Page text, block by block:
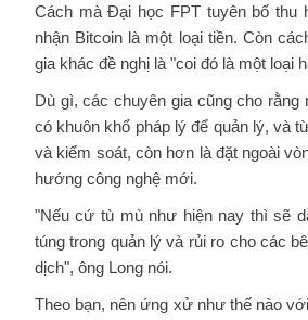
Cách mà Đại học FPT tuyên bố thu
nhận Bitcoin là một loại tiền. Còn
gia khác đề nghị là "coi đó là một loại
Dù gì, các chuyên gia cũng cho rằng
có khuôn khổ pháp lý để quản lý, và
và kiểm soát, còn hơn là đặt ngoài
hướng công nghệ mới.
"Nếu cứ tù mù như hiện nay thì sẽ
túng trong quản lý và rủi ro cho các
dịch", ông Long nói.
Theo bạn, nên ứng xử như thế nào